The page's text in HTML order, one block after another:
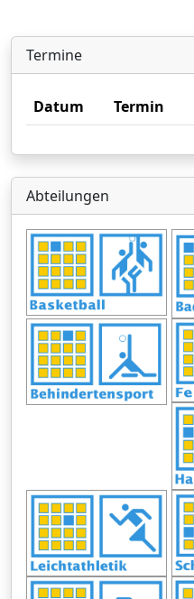
Termine
Datum Termin
Abteilungen